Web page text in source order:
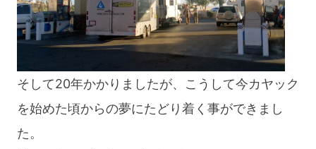
そして20年かかりましたが、こうして今カヤック
を始めた頃からの夢にたどり着く事ができまし
た。